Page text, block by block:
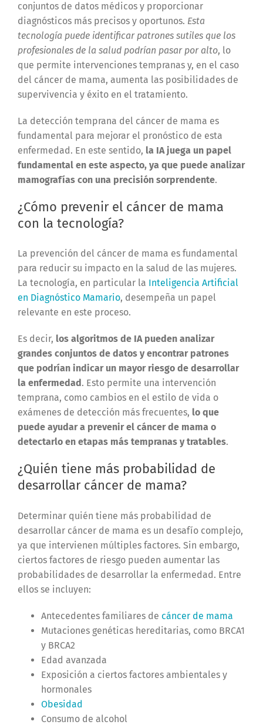
conjuntos de datos médicos y proporcionar
diagnósticos más precisos y oportunos. Esta
tecnología puede identificar patrones sutiles que los
profesionales de la salud podrían pasar por alto, lo
que permite intervenciones tempranas y, en el caso
del cáncer de mama, aumenta las posibilidades de
supervivencia y éxito en el tratamiento.
La detección temprana del cáncer de mama es
fundamental para mejorar el pronóstico de esta
enfermedad. En este sentido, la IA juega un papel
fundamental en este aspecto, ya que puede analizar
mamografías con una precisión sorprendente.
¿Cómo prevenir el cáncer de mama
con la tecnología?
La prevención del cáncer de mama es fundamental
para reducir su impacto en la salud de las mujeres.
La tecnología, en particular la Inteligencia Artificial
en Diagnóstico Mamario, desempeña un papel
relevante en este proceso.
Es decir, los algoritmos de IA pueden analizar
grandes conjuntos de datos y encontrar patrones
que podrían indicar un mayor riesgo de desarrollar
la enfermedad . Esto permite una intervención
temprana, como cambios en el estilo de vida o
exámenes de detección más frecuentes, lo que
puede ayudar a prevenir el cáncer de mama o
detectarlo en etapas más tempranas y tratables.
¿Quién tiene más probabilidad de
desarrollar cáncer de mama?
Determinar quién tiene más probabilidad de
desarrollar cáncer de mama es un desafío complejo,
ya que intervienen múltiples factores. Sin embargo,
ciertos factores de riesgo pueden aumentar las
probabilidades de desarrollar la enfermedad. Entre
ellos se incluyen:
Antecedentes familiares de cáncer de mama
Mutaciones genéticas hereditarias, como BRCA1
y BRCA2
Edad avanzada
Exposición a ciertos factores ambientales y
hormonales
Obesidad
Consumo de alcohol